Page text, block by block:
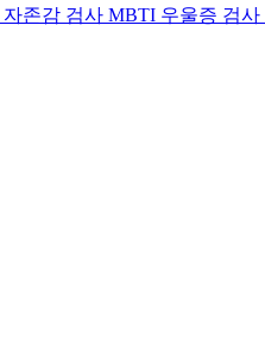
자존감 검사 MBTI 우울증 검사